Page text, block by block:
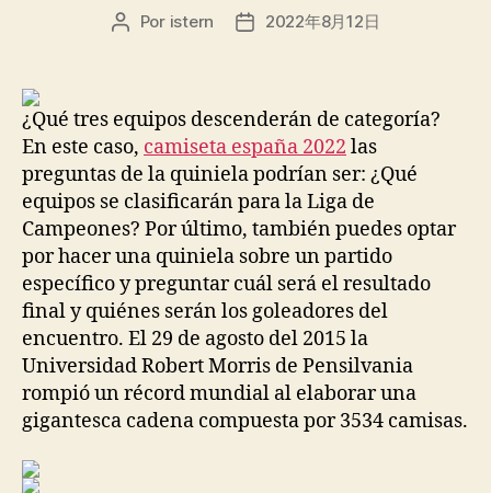
Autor
Por istern
Fecha2022年8月12日
¿Qué tres equipos descenderán de categoría?
En este caso, camiseta españa 2022 las
preguntas de la quiniela podrían ser: ¿Qué
equipos se clasificarán para la Liga de
Campeones? Por último, también puedes optar
por hacer una quiniela sobre un partido
específico y preguntar cuál será el resultado
final y quiénes serán los goleadores del
encuentro. El 29 de agosto del 2015 la
Universidad Robert Morris de Pensilvania
rompió un récord mundial al elaborar una
gigantesca cadena compuesta por 3534 camisas.